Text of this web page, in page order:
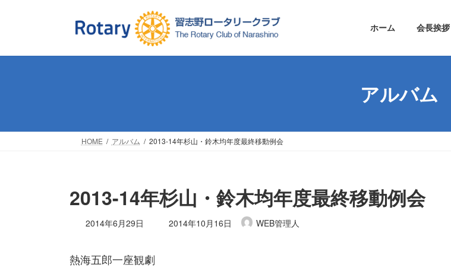
プ
動
ホーム 会長挨拶
アルバム
HOME アルバム 2013-14年杉山・鈴木均年度最終移動例会
2013-14年杉山・鈴木均年度最終移動例会
2014年6月29日
最
2014年10月16日 WEB管理人
熱海五郎一座観劇